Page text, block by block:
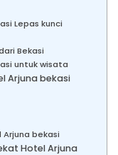
Lepas kunci
Bekasi
untuk wisata
Arjuna bekasi
bekasi
Hotel Arjuna